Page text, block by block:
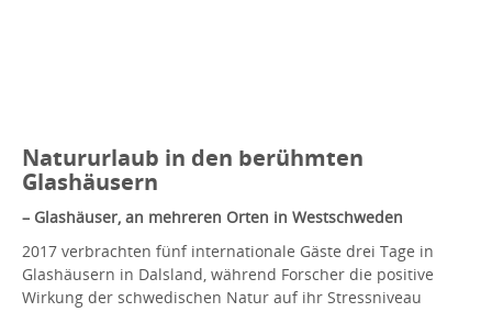
Natururlaub in den berühmten
Glashäusern
– Glashäuser, an mehreren Orten in Westschweden
2017 verbrachten fünf internationale Gäste drei Tage in
Glashäusern in Dalsland, während Forscher die positive
Wirkung der schwedischen Natur auf ihr Stressniveau